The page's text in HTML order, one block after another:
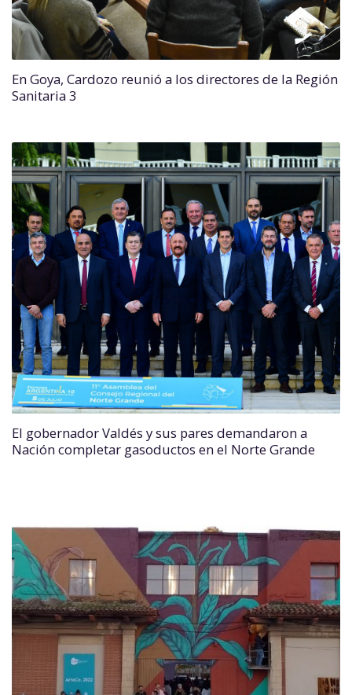
En Goya, Cardozo reunió a los directores de la Región
Sanitaria 3
El gobernador Valdés y sus pares demandaron a
Nación completar gasoductos en el Norte Grande